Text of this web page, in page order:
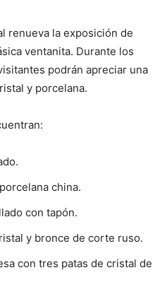
renueva la exposición de
ventanita. Durante los
podrán apreciar una
y porcelana.
china.
con tapón.
y bronce de corte ruso.
con tres patas de cristal de